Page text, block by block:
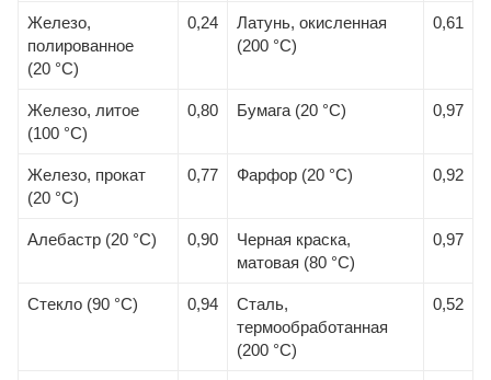
Железо,
полированное
(20 °С)
0,24
Латунь, окисленная
(200 °С)
0,61
Железо, литое
(100 °С)
0,80 Бумага (20 °С) 0,97
Железо, прокат
(20 °С)
0,77 Фарфор (20 °С) 0,92
Алебастр (20 °С) 0,90
Черная краска,
матовая (80 °С)
0,97
Стекло (90 °С) 0,94
Сталь,
термообработанная
(200 °С)
0,52